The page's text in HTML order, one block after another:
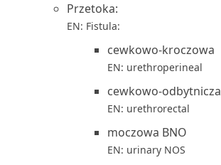
Przetoka:
EN: Fistula:
cewkowo-kroczowa
EN: urethroperineal
cewkowo-odbytnicza
EN: urethrorectal
moczowa BNO
EN: urinary NOS